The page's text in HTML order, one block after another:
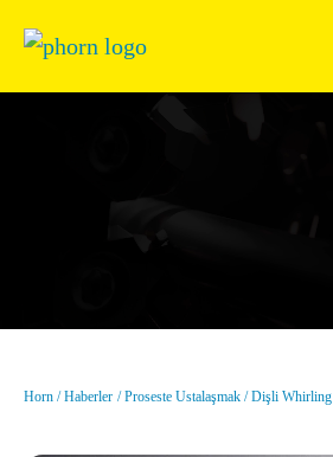
Horn Haberler Proseste Ustalaşmak Dişli Whirling